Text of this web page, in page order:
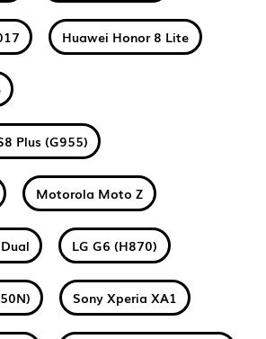
Huawei Honor 8 Lite
Plus (G955)
Motorola Moto Z
LG G6 (H870)
Sony Xperia XA1